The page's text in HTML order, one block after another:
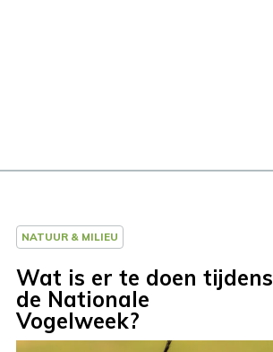
NATUUR & MILIEU
Wat is er te doen tijdens
de Nationale
Vogelweek?